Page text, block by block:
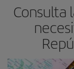
Consulta